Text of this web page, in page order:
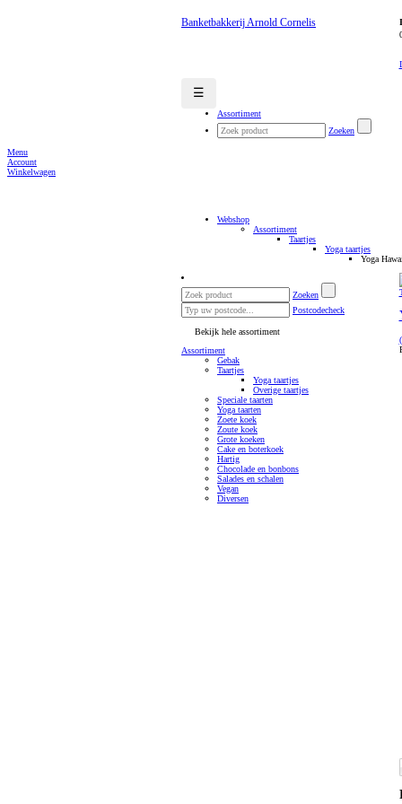
Banketbakkerij Arnold Cornelis
☰
Assortiment
Zoeken
Menu
Account
Winkelwagen
Webshop
Assortiment
Taartjes
Yoga taartjes
Yoga
Zoeken
Postcodecheck
Bekijk hele assortiment
Assortiment
Gebak
Taartjes
Yoga taartjes
Overige taartjes
Speciale taarten
Yoga taarten
Zoete koek
Zoute koek
Grote koeken
Cake en boterkoek
Hartig
Chocolade en bonbons
Salades en schalen
Vegan
Diversen